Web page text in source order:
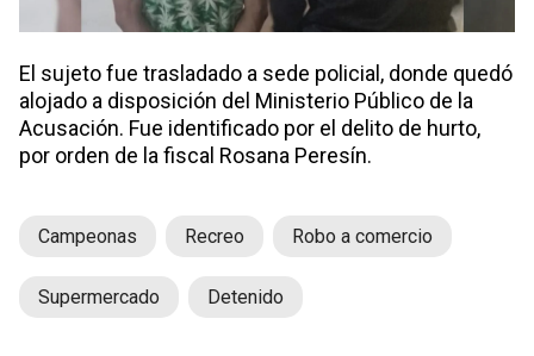
El sujeto fue trasladado a sede policial, donde quedó
alojado a disposición del Ministerio Público de la
Acusación. Fue identificado por el delito de hurto,
por orden de la fiscal Rosana Peresín.
Campeonas Recreo Robo a comercio
Supermercado Detenido